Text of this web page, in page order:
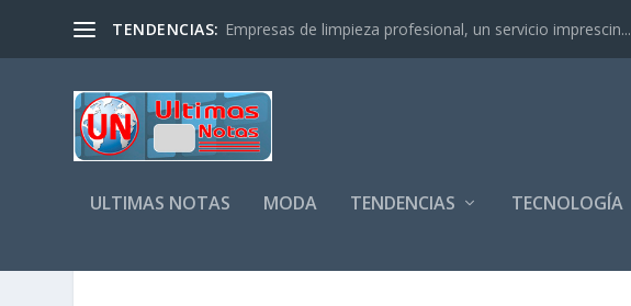
TENDENCIAS: Empresas de limpieza profesional, un servicio imprescin...
ULTIMAS NOTAS MODA TENDENCIAS TECNOLOGÍA